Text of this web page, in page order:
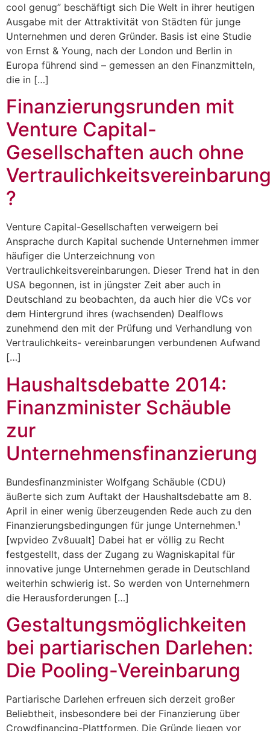
cool genug” beschäftigt sich Die Welt in ihrer heutigen
Ausgabe mit der Attraktivität von Städten für junge
Unternehmen und deren Gründer. Basis ist eine Studie
von Ernst & Young, nach der London und Berlin in
Europa führend sind – gemessen an den Finanzmitteln,
die in […]
Finanzierungsrunden mit
Venture Capital-
Gesellschaften auch ohne
?
Venture Capital-Gesellschaften verweigern bei
Ansprache durch Kapital suchende Unternehmen immer
häufiger die Unterzeichnung von
Vertraulichkeitsvereinbarungen. Dieser Trend hat in den
USA begonnen, ist in jüngster Zeit aber auch in
Deutschland zu beobachten, da auch hier die VCs vor
dem Hintergrund ihres (wachsenden) Dealflows
zunehmend den mit der Prüfung und Verhandlung von
Vertraulichkeits- vereinbarungen verbundenen Aufwand
[…]
Haushaltsdebatte 2014:
Finanzminister Schäuble
zur
Unternehmensfinanzierung
Bundesfinanzminister Wolfgang Schäuble (CDU)
äußerte sich zum Auftakt der Haushaltsdebatte am 8.
April in einer wenig überzeugenden Rede auch zu den
Finanzierungsbedingungen für junge Unternehmen.¹
[wpvideo Zv8uuaIt] Dabei hat er völlig zu Recht
festgestellt, dass der Zugang zu Wagniskapital für
innovative junge Unternehmen gerade in Deutschland
weiterhin schwierig ist. So werden von Unternehmern
die Herausforderungen […]
Gestaltungsmöglichkeiten
bei partiarischen Darlehen:
Die Pooling-Vereinbarung
Partiarische Darlehen erfreuen sich derzeit großer
Beliebtheit, insbesondere bei der Finanzierung über
Crowdfinancing-Plattformen. Die Gründe liegen vor